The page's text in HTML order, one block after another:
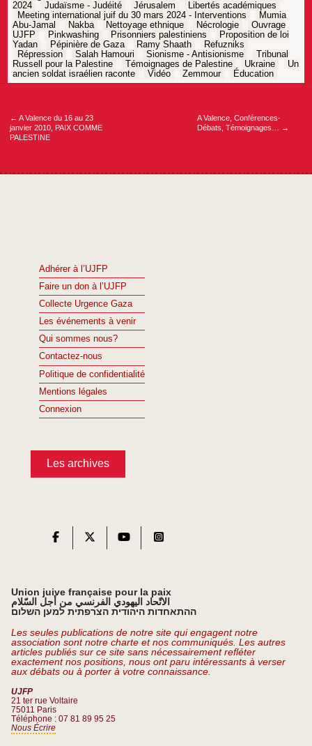
2024
Judaïsme - Judéité Jérusalem
Libertés académiques
Meeting international juif du 30 mars 2024 - Interventions
Mumia
Abu-Jamal
Nakba Nettoyage ethnique Nécrologie
Ouvrage
UJFP
Pinkwashing Prisonniers palestiniens
Proposition de loi
Yadan
Pépinière de Gaza Ramy Shaath
Refuzniks
Répression
Salah Hamouri Sionisme - Antisionisme
Tribunal
Russell pour la Palestine
Témoignages de Palestine Ukraine
Un
ancien soldat israélien raconte
Vidéo Zemmour Éducation
Navigation
← A Valence du 16 au 23
janvier 2010, PAIX COMME
PALESTINE
A Valence, Conférences-
Débats, Témoignages…
→
Adhérer à l’UJFP
Faire un don à l’UJFP
Collecte Urgence Gaza
Les événements à venir
Qui sommes nous?
Contactez-nous
Politique de confidentialité
Mentions légales
Connexion
Les archives
Union juive française pour la paix
الاتّحاد اليهودي الفرنسي من أجل السّلام
ההתאחדות היהודית הצרפתית למען השלום
Les seules publications de notre site qui engagent notre
association sont notre charte et nos communiqués. Les autres
articles publiés sur ce site sans nécessairement refléter
exactement nos positions, nous ont paru intéressants à verser
aux débats ou à porter à votre connaissance.
UJFP
21 ter rue Voltaire
75011 Paris
Téléphone : 07 81 89 95 25
Nous Écrire